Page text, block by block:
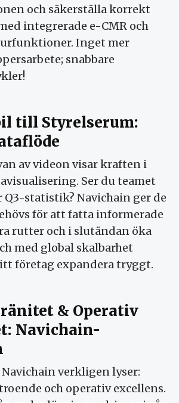
och säkerställa korrekt
integrerade e-CMR och
Inget mer
snabbare
till Styrelserum:
av videon visar kraften i
Ser du teamet
Q3-statistik? Navichain ger de
för att fatta informerade
rutter och i slutändan öka
med global skalbarhet
företag expandera tryggt.
& Operativ
Navichain-
verkligen lyser:
och operativ excellens.